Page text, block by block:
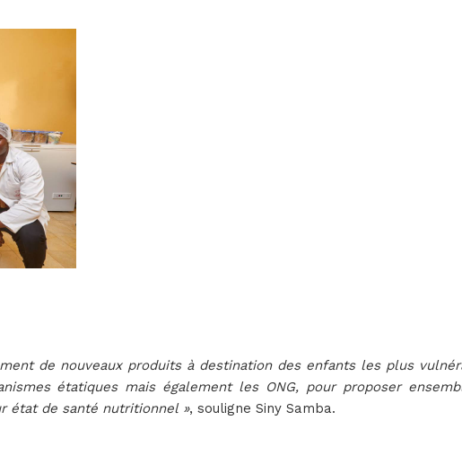
de nouveaux produits à destination des enfants les plus
étatiques mais également les ONG, pour proposer
état de santé nutritionnel », souligne Siny Samba.